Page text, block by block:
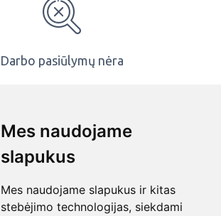
Mes naudojame
slapukus
Mes naudojame slapukus ir kitas
stebėjimo technologijas, siekdami
Darbo pasiūlymų nėra